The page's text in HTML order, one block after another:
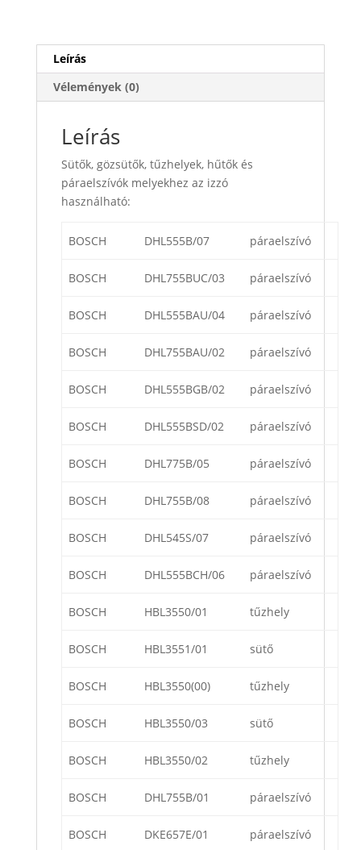
Leírás
Vélemények (0)
Leírás
Sütők, gözsütők, tűzhelyek, hűtők és
páraelszívók melyekhez az izzó
használható:
BOSCH DHL555B/07 páraelszívó
BOSCH DHL755BUC/03 páraelszívó
BOSCH DHL555BAU/04 páraelszívó
BOSCH DHL755BAU/02 páraelszívó
BOSCH DHL555BGB/02 páraelszívó
BOSCH DHL555BSD/02 páraelszívó
BOSCH DHL775B/05 páraelszívó
BOSCH DHL755B/08 páraelszívó
BOSCH DHL545S/07 páraelszívó
BOSCH DHL555BCH/06 páraelszívó
BOSCH HBL3550/01 tűzhely
BOSCH HBL3551/01 sütő
BOSCH HBL3550(00) tűzhely
BOSCH HBL3550/03 sütő
BOSCH HBL3550/02 tűzhely
BOSCH DHL755B/01 páraelszívó
BOSCH DKE657E/01 páraelszívó